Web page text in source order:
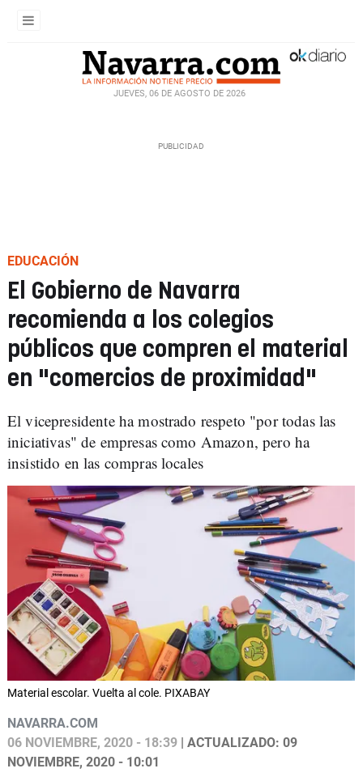
JUEVES, 06 DE AGOSTO DE 2026
EDUCACIÓN
El Gobierno de Navarra
recomienda a los colegios
públicos que compren el material
en "comercios de proximidad"
El vicepresidente ha mostrado respeto "por todas las
iniciativas" de empresas como Amazon, pero ha
insistido en las compras locales
Material escolar. Vuelta al cole. PIXABAY
NAVARRA.COM
06 NOVIEMBRE, 2020 - 18:39 | ACTUALIZADO: 09
NOVIEMBRE, 2020 - 10:01